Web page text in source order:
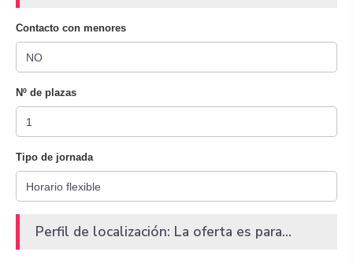
Contacto con menores
Nº de plazas
Tipo de jornada
Perfil de localización: La oferta es para...